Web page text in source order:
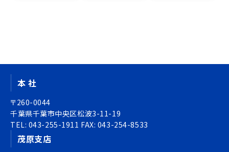
ョ
ビ
ー
シ
ョ
ン
本 社
〒260-0044
千葉県千葉市中央区松波3-11-19
TEL: 043-255-1911 FAX: 043-254-8533
茂原支店